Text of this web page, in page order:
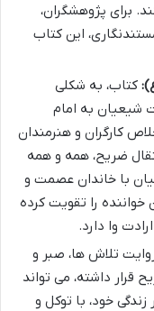
برای پژوهشگران،
این کتاب
کتاب، به شکلی
شیعیان به امام
کارگران و هنرمندان
ضریح، همه و همه
با خاندان عصمت و
را تقویت کرده
وا دارد.
تلاش ها، صبر و
داشته، می تواند
خود، با توکل و